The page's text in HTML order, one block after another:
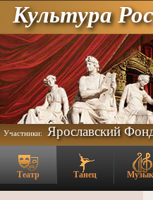
Культура
Участники: Ярославский
Театр Танец